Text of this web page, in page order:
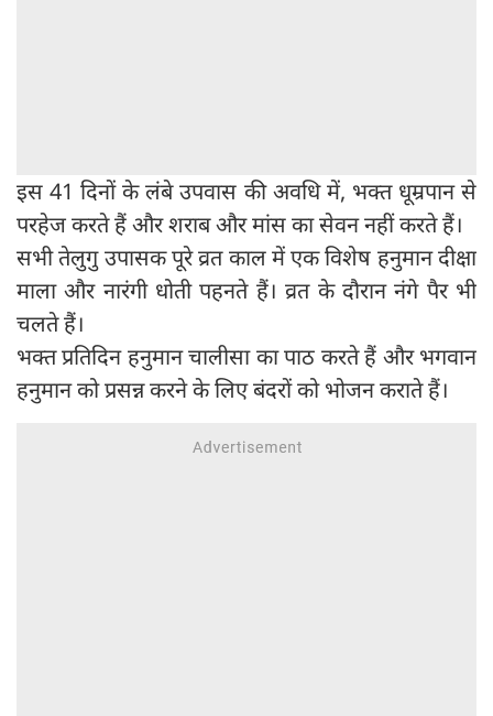
इस 41 दिनों के लंबे उपवास की अवधि में, भक्त धूम्रपान से
परहेज करते हैं और शराब और मांस का सेवन नहीं करते हैं।
सभी तेलुगु उपासक पूरे व्रत काल में एक विशेष हनुमान दीक्षा
माला और नारंगी धोती पहनते हैं। व्रत के दौरान नंगे पैर भी
चलते हैं।
भक्त प्रतिदिन हनुमान चालीसा का पाठ करते हैं और भगवान
हनुमान को प्रसन्न करने के लिए बंदरों को भोजन कराते हैं।